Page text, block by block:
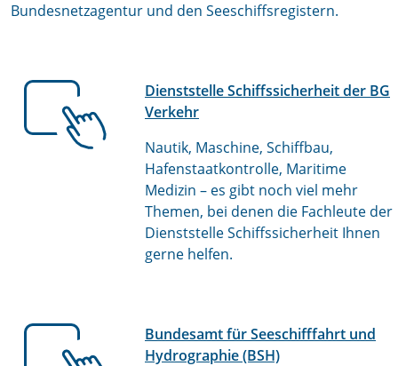
Bundesnetzagentur und den Seeschiffsregistern.
Dienststelle Schiffssicherheit der BG
Verkehr
Nautik, Maschine, Schiffbau,
Hafenstaatkontrolle, Maritime
Medizin – es gibt noch viel mehr
Themen, bei denen die Fachleute der
Dienststelle Schiffssicherheit Ihnen
gerne helfen.
Bundesamt für Seeschifffahrt und
Hydrographie (BSH)